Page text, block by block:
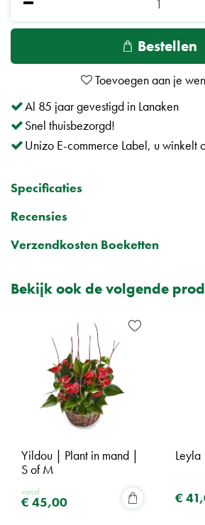
Al 85 jaar gevestigd in Lanaken
Snel thuisbezorgd!
Unizo E-commerce Label, u winkelt
Specificaties
Recensies
Verzendkosten Boeketten
Bekijk ook de volgende
Yildou | Plant in mand |
S of M
vanaf
€ 45,00
Leyla
€ 41,